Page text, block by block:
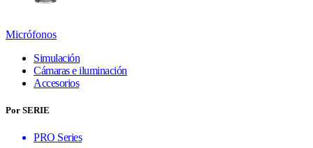
Micrófonos
Simulación
Cámaras e iluminación
Accesorios
Por SERIE
PRO Series